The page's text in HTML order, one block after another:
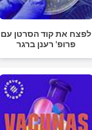
לפצח את קוד הסרטן עם
פרופ' רענן ברגר